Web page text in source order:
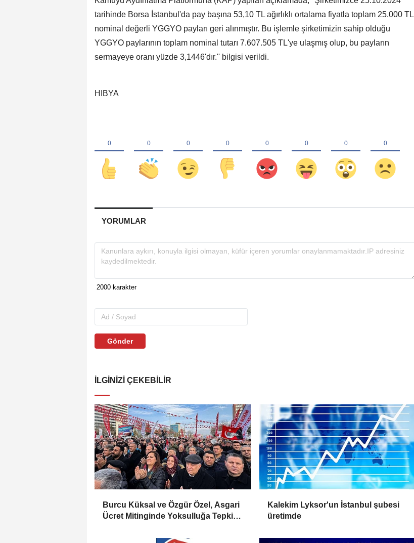
tarihinde Borsa İstanbul'da pay başına 53,10 TL ağırlıklı ortalama fiyatla toplam 25.000 TL
nominal değerli YGGYO payları geri alınmıştır. Bu işlemle şirketimizin sahip olduğu
YGGYO paylarının toplam nominal tutarı 7.607.505 TL'ye ulaşmış olup, bu payların
sermayeye oranı yüzde 3,1446'dır.'' bilgisi verildi.
HIBYA
YORUMLAR
Gönder
İLGINIZI ÇEKEBILIR
Burcu Küksal ve Özgür Özel, Asgari
Ücret Mitinginde Yoksulluğa Tepki
Kalekim Lyksor'un İstanbul şubesi
üretimde